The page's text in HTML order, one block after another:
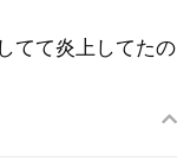
てて炎上してたの